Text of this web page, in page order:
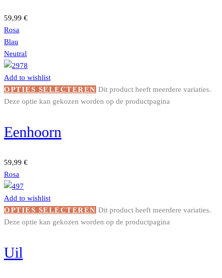
59,99 €
Rosa
Blau
Neutral
Add to wishlist
OPTIES SELECTEREN Dit product heeft meerdere variaties.
Deze optie kan gekozen worden op de productpagina
Eenhoorn
59,99 €
Rosa
Add to wishlist
OPTIES SELECTEREN Dit product heeft meerdere variaties.
Deze optie kan gekozen worden op de productpagina
Uil